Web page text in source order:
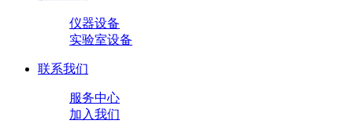
仪器设备
实验室设备
联系我们
服务中心
加入我们